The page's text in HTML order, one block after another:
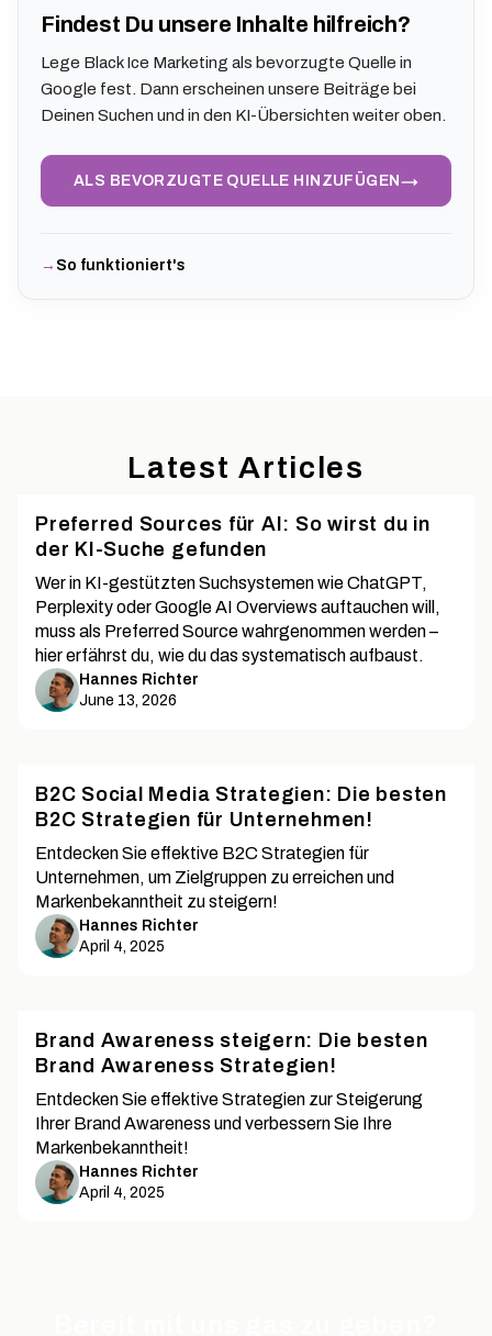
Findest Du unsere Inhalte hilfreich?
Lege Black Ice Marketing als bevorzugte Quelle in
Google fest. Dann erscheinen unsere Beiträge bei
Deinen Suchen und in den KI-Übersichten weiter oben.
ALS BEVORZUGTE QUELLE HINZUFÜGEN →
So funktioniert's
Latest Articles
Preferred Sources für AI: So wirst du in
der KI-Suche gefunden
Wer in KI-gestützten Suchsystemen wie ChatGPT,
Perplexity oder Google AI Overviews auftauchen will,
muss als Preferred Source wahrgenommen werden –
hier erfährst du, wie du das systematisch aufbaust.
Hannes Richter
June 13, 2026
B2C Social Media Strategien: Die besten
B2C Strategien für Unternehmen!
Entdecken Sie effektive B2C Strategien für
Unternehmen, um Zielgruppen zu erreichen und
Markenbekanntheit zu steigern!
Hannes Richter
April 4, 2025
Brand Awareness steigern: Die besten
Brand Awareness Strategien!
Entdecken Sie effektive Strategien zur Steigerung
Ihrer Brand Awareness und verbessern Sie Ihre
Markenbekanntheit!
Hannes Richter
April 4, 2025